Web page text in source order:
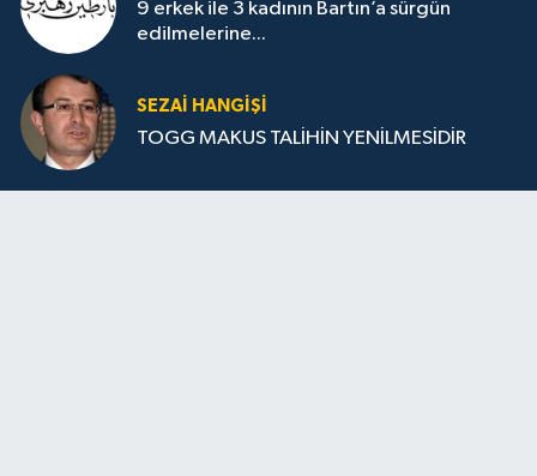
9 erkek ile 3 kadının Bartın’a sürgün
edilmelerine...
SEZAI HANGİŞİ
TOGG MAKUS TALİHİN YENİLMESİDİR